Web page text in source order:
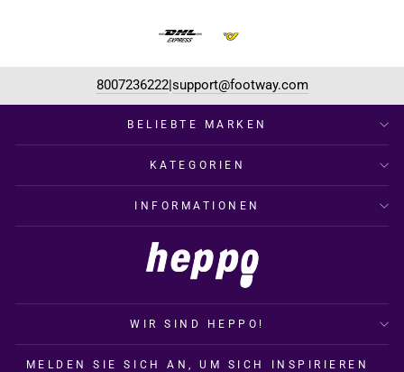
8007236222| support@footway.com
BELIEBTE MARKEN
KATEGORIEN
INFORMATIONEN
WIR SIND HEPPO!
MELDEN SIE SICH AN, UM SICH INSPIRIEREN